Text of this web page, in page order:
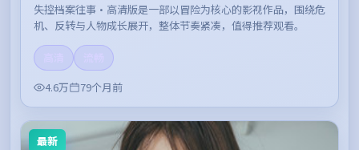
失控档案往事·高清版是一部以冒险为核心的影视作品，围绕危
机、反转与人物成长展开，整体节奏紧凑，值得推荐观看。
4.6万
79个月前
最新